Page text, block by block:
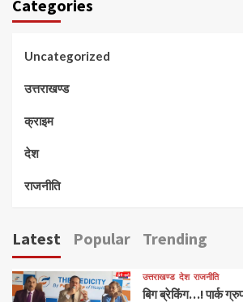
Categories
Uncategorized
उत्तराखण्ड
क्राइम
देश
राजनीति
Latest Popular Trending
उत्तराखण्ड देश राजनीति
बिग ब्रेकिंग…! पार्क